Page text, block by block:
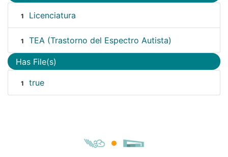
1 Licenciatura
1 TEA (Trastorno del Espectro Autista)
Has File(s)
1 true